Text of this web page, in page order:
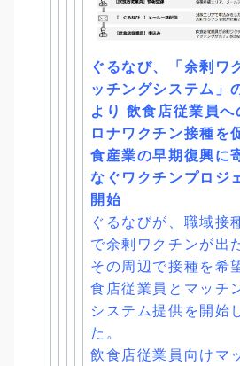
ぐるなび、「余剰ワ
ッチングシステム」
より 飲食店従業員へ
ロナワクチン接種を
食産業の早期 復興に
なぐワクチンプロジ
開始
ぐるなびが、 職域接
で余剰ワクチンが出
その周辺で接種を希
食店従業員とマッチ
システム提供を開始
た。
飲食店従業員向けマ